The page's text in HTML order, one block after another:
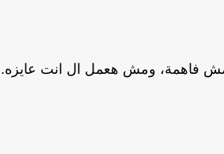
فاهمة، ومش هعمل ال انت عايزه....